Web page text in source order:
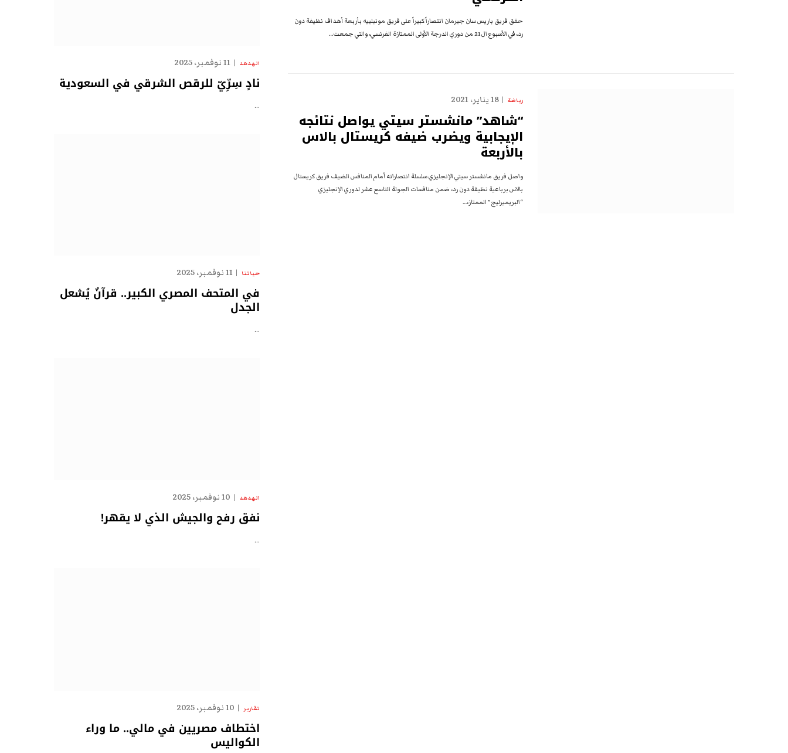
حقق فريق باريس سان جيرمان انتصاراً كبيراً على فريق مونبلييه بأربعة أهداف نظيفة دون
رد، في الأسبوع ال21 من دوري الدرجة الأولى الممتازة الفرنسي، والتي جمعت…
رياضة 18 يناير، 2021
“شاهد” مانشستر سيتي يواصل نتائجه
الإيجابية ويضرب ضيفه كريستال بالاس
بالأربعة
واصل فريق مانشستر سيتي الإنجليزي سلسلة انتصاراته أمام المنافس الضيف فريق كريستال
بالاس برباعية نظيفة دون رد، ضمن منافسات الجولة التاسع عشر لدوري الإنجليزي
“البريميرليج” الممتاز،…
الهدهد 11 نوفمبر، 2025
نادٍ سِرِّيّ للرقص الشرقي في السعودية
…
حياتنا 11 نوفمبر، 2025
في المتحف المصري الكبير.. قرآنٌ يُشعل
الجدل
…
الهدهد 10 نوفمبر، 2025
نفق رفح والجيش الذي لا يقهر!
…
تقارير 10 نوفمبر، 2025
اختطاف مصريين في مالي.. ما وراء
الكواليس